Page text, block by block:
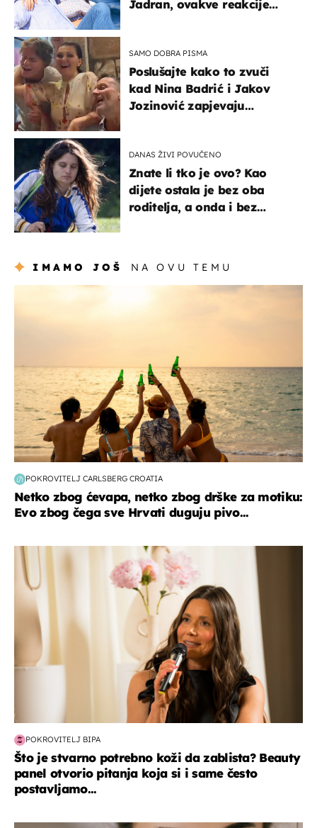
Jadran, ovakve reakcije
SAMO DOBRA PISMA
Poslušajte kako to zvuči
kad Nina Badrić i Jakov
Jozinović zapjevaju
DANAS ŽIVI POVUČENO
Znate li tko je ovo? Kao
dijete ostala je bez oba
roditelja, a onda i bez
IMAMO JOŠ NA OVU TEMU
POKROVITELJ CARLSBERG CROATIA
Netko zbog ćevapa, netko zbog drške za motiku:
Evo zbog čega sve Hrvati duguju pivo...
moda & ljepota
POKROVITELJ BIPA
Što je stvarno potrebno koži da zablista? Beauty
panel otvorio pitanja koja si i same često
postavljamo...